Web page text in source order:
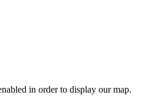
in order to display our map.